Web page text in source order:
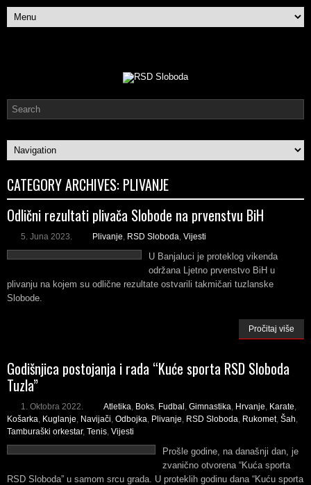
CATEGORY ARCHIVES: PLIVANJE
Odlični rezultati plivača Slobode na prvenstvu BiH
5. Juna 2023. Plivanje, RSD Sloboda, Vijesti
U Banjaluci je proteklog vikenda
održana Ljetno prvenstvo BiH u
plivanju na kojem su odlične rezultate ostvarili takmičari tuzlanske
Slobode.
Pročitaj više
Godišnjica postojanja i rada “Kuće sporta RSD Sloboda
Tuzla”
1. Oktobra 2022. Atletika, Boks, Fudbal , Gimnastika, Hrvanje, Karate,
Košarka, Kuglanje, Navijači, Odbojka, Plivanje, RSD Sloboda, Rukomet, Šah,
Tamburaški orkestar, Tenis, Vijesti
Prošle godine, na današnji dan, je
zvanično otvorena “Kuća sporta
RSD Sloboda” u samom srcu grada. U proteklih godinu dana “Kuću sporta